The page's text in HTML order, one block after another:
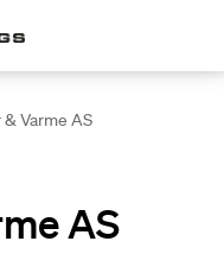
Varme AS
AS